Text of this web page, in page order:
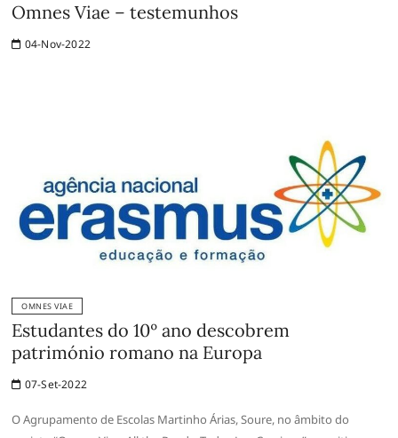
Omnes Viae – testemunhos
04-Nov-2022
OMNES VIAE
Estudantes do 10º ano descobrem
património romano na Europa
07-Set-2022
O Agrupamento de Escolas Martinho Árias, Soure, no âmbito do